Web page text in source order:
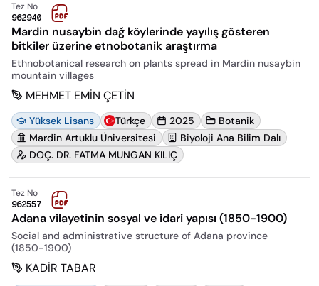
Tez No
962940
Mardin nusaybin dağ köylerinde yayılış gösteren
bitkiler üzerine etnobotanik araştırma
Ethnobotanical research on plants spread in Mardin nusaybin
mountain villages
MEHMET EMİN ÇETİN
Yüksek Lisans Türkçe 2025
Botanik
Mardin Artuklu Üniversitesi
Biyoloji Ana Bilim Dalı
DOÇ. DR. FATMA MUNGAN KILIÇ
Tez No
962557
Adana vilayetinin sosyal ve idari yapısı (1850-1900)
Social and administrative structure of Adana province
(1850-1900)
KADİR TABAR